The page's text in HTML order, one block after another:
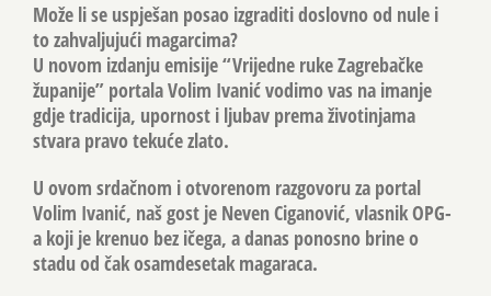
Može li se uspješan posao izgraditi doslovno od nule i
to zahvaljujući magarcima?
U novom izdanju emisije “Vrijedne ruke Zagrebačke
županije” portala Volim Ivanić vodimo vas na imanje
gdje tradicija, upornost i ljubav prema životinjama
stvara pravo tekuće zlato.
U ovom srdačnom i otvorenom razgovoru za portal
Volim Ivanić, naš gost je Neven Ciganović, vlasnik OPG-
a koji je krenuo bez ičega, a danas ponosno brine o
stadu od čak osamdesetak magaraca.